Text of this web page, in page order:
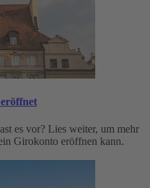
es vor? Lies weiter, um mehr
Girokonto eröffnen kann.